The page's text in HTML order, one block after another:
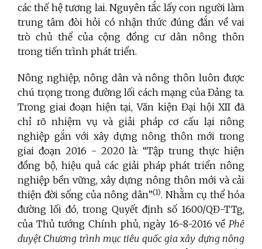
các thế hệ tương lai. Nguyên tắc lấy con người làm
trung tâm đòi hỏi có nhận thức đúng đắn về vai
trò chủ thể của cộng đồng cư dân nông thôn
trong tiến trình phát triển.
Nông nghiệp, nông dân và nông thôn luôn được
chú trọng trong đường lối cách mạng của Đảng ta.
Trong giai đoạn hiện tại, Văn kiện Đại hội XII đã
chỉ rõ nhiệm vụ và giải pháp cơ cấu lại nông
nghiệp gắn với xây dựng nông thôn mới trong
giai đoạn 2016 - 2020 là: “Tập trung thực hiện
đồng bộ, hiệu quả các giải pháp phát triển nông
nghiệp bền vững, xây dựng nông thôn mới và cải
thiện đời sống của nông dân”(1). Nhằm cụ thể hóa
đường lối đó, trong Quyết định số 1600/QĐ-TTg,
của Thủ tướng Chính phủ, ngày 16-8-2016 về Phê
duyệt Chương trình mục tiêu quốc gia xây dựng nông